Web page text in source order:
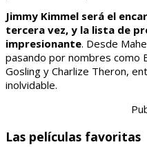
Jimmy Kimmel será el
tercera vez, y la lista de
impresionante. Desde
pasando por nombres como
Gosling y Charlize Theron,
inolvidable.
Las películas favoritas